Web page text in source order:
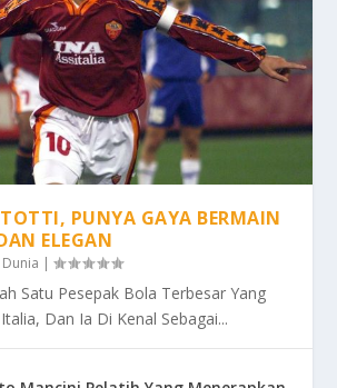
TOTTI, PUNYA GAYA BERMAIN
ELEGAN
|
Satu Pesepak Bola Terbesar Yang
Dan Ia Di Kenal Sebagai...